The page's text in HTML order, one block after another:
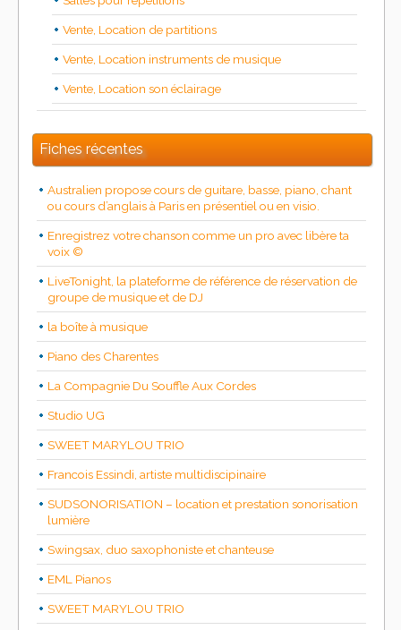
Vente, Location de partitions
Vente, Location instruments de musique
Vente, Location son éclairage
Fiches récentes
Australien propose cours de guitare, basse, piano, chant
ou cours d’anglais à Paris en présentiel ou en visio.
Enregistrez votre chanson comme un pro avec libère ta
voix ©
LiveTonight, la plateforme de référence de réservation de
groupe de musique et de DJ
la boîte à musique
Piano des Charentes
La Compagnie Du Souffle Aux Cordes
Studio UG
SWEET MARYLOU TRIO
Francois Essindi, artiste multidiscipinaire
SUDSONORISATION – location et prestation sonorisation
lumière
Swingsax, duo saxophoniste et chanteuse
EML Pianos
SWEET MARYLOU TRIO